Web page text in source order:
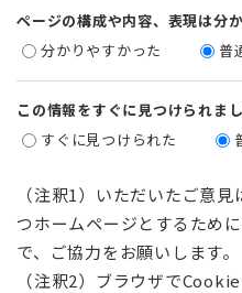
ページの構成や内容、表現は分
分かりやすかった
普
この情報をすぐに見つけられま
すぐに見つけられた
（注釈1）いただいたご意
つホームページとするため
で、ご協力をお願いします。
（注釈2）ブラウザで